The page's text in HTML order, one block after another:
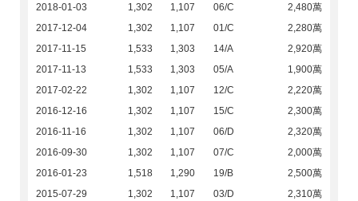
2018-01-03
1,302 1,107 06/C
2,480萬
2017-12-04
1,302 1,107 01/C
2,280萬
2017-11-15
1,533 1,303 14/A
2,920萬
2017-11-13
1,533 1,303 05/A
1,900萬
2017-02-22
1,302 1,107 12/C
2,220萬
2016-12-16
1,302 1,107 15/C
2,300萬
2016-11-16
1,302 1,107 06/D
2,320萬
2016-09-30
1,302 1,107 07/C
2,000萬
2016-01-23
1,518 1,290 19/B
2,500萬
2015-07-29
1,302 1,107 03/D
2,310萬